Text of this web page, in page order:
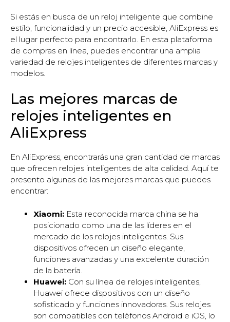
Si estás en busca de un reloj inteligente que combine
estilo, funcionalidad y un precio accesible, AliExpress es
el lugar perfecto para encontrarlo. En esta plataforma
de compras en línea, puedes encontrar una amplia
variedad de relojes inteligentes de diferentes marcas y
modelos.
Las mejores marcas de
relojes inteligentes en
AliExpress
En AliExpress, encontrarás una gran cantidad de marcas
que ofrecen relojes inteligentes de alta calidad. Aquí te
presento algunas de las mejores marcas que puedes
encontrar:
Xiaomi: Esta reconocida marca china se ha
posicionado como una de las líderes en el
mercado de los relojes inteligentes. Sus
dispositivos ofrecen un diseño elegante,
funciones avanzadas y una excelente duración
de la batería.
Huawei: Con su línea de relojes inteligentes,
Huawei ofrece dispositivos con un diseño
sofisticado y funciones innovadoras. Sus relojes
son compatibles con teléfonos Android e iOS, lo